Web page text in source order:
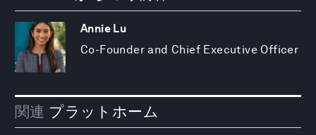
Annie Lu
Co-Founder and Chief Executive Officer
関連 プラットホーム